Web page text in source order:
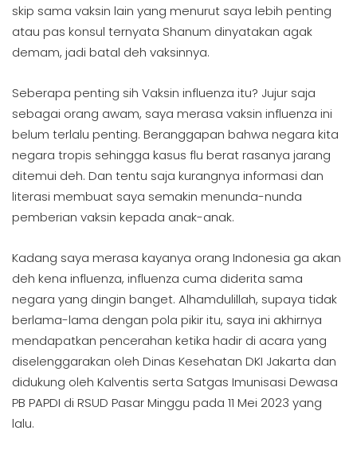
skip sama vaksin lain yang menurut saya lebih penting
atau pas konsul ternyata Shanum dinyatakan agak
demam, jadi batal deh vaksinnya.
Seberapa penting sih Vaksin influenza itu? Jujur saja
sebagai orang awam, saya merasa vaksin influenza ini
belum terlalu penting. Beranggapan bahwa negara kita
negara tropis sehingga kasus flu berat rasanya jarang
ditemui deh. Dan tentu saja kurangnya informasi dan
literasi membuat saya semakin menunda-nunda
pemberian vaksin kepada anak-anak.
Kadang saya merasa kayanya orang Indonesia ga akan
deh kena influenza, influenza cuma diderita sama
negara yang dingin banget. Alhamdulillah, supaya tidak
berlama-lama dengan pola pikir itu, saya ini akhirnya
mendapatkan pencerahan ketika hadir di acara yang
diselenggarakan oleh Dinas Kesehatan DKI Jakarta dan
didukung oleh Kalventis serta Satgas Imunisasi Dewasa
PB PAPDI di RSUD Pasar Minggu pada 11 Mei 2023 yang
lalu.